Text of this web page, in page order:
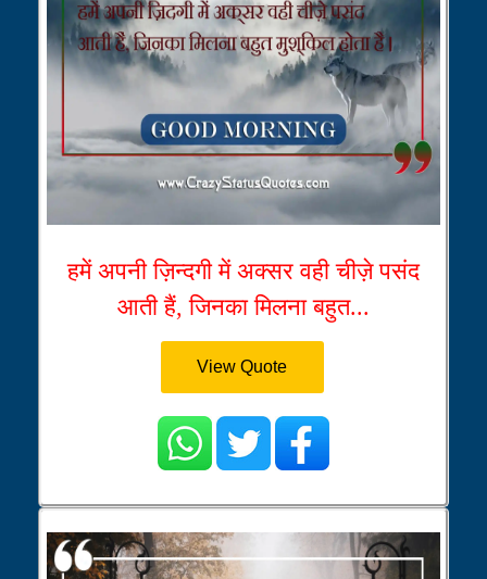
हमें अपनी ज़िन्दगी में अक्सर वही चीज़े पसंद
आती हैं, जिनका मिलना बहुत...
View Quote